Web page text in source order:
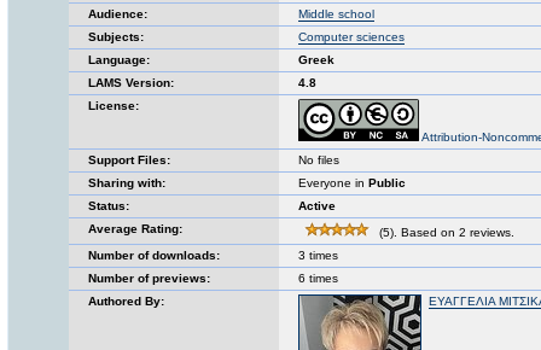
Audience:
Middle school
Subjects:
Computer sciences
Language:
Greek
LAMS Version:
4.8
License:
Attribution-
Support Files:
No files
Sharing with:
Everyone in Public
Status:
Active
Average Rating:
(5). Based on 2 reviews.
Number of downloads:
3 times
Number of previews:
6 times
Authored By:
ΕΥΑΓΓΕΛΙΑ